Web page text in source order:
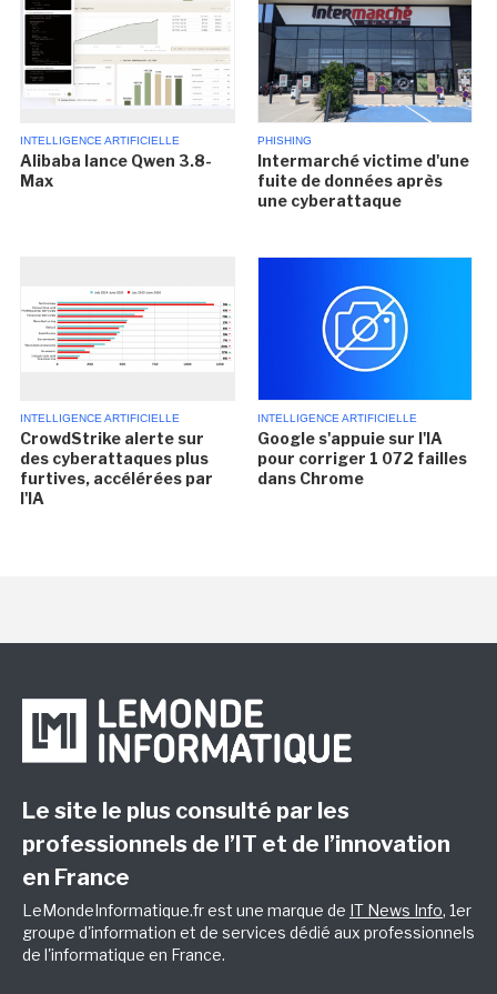
INTELLIGENCE ARTIFICIELLE
Alibaba lance Qwen 3.8-
Max
PHISHING
Intermarché victime d'une
fuite de données après
une cyberattaque
INTELLIGENCE ARTIFICIELLE
CrowdStrike alerte sur
des cyberattaques plus
furtives, accélérées par
l'IA
INTELLIGENCE ARTIFICIELLE
Google s'appuie sur l'IA
pour corriger 1 072 failles
dans Chrome
Le site le plus consulté par les
professionnels de l’IT et de l’innovation
en France
LeMondeInformatique.fr est une marque de IT News Info, 1er
groupe d'information et de services dédié aux professionnels
de l'informatique en France.